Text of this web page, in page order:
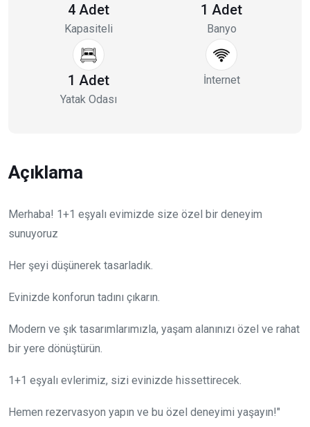
4 Adet
Kapasiteli
1 Adet
Banyo
1 Adet
Yatak Odası
İnternet
Açıklama
Merhaba! 1+1 eşyalı evimizde size özel bir deneyim
sunuyoruz
Her şeyi düşünerek tasarladık.
Evinizde konforun tadını çıkarın.
Modern ve şık tasarımlarımızla, yaşam alanınızı özel ve rahat
bir yere dönüştürün.
1+1 eşyalı evlerimiz, sizi evinizde hissettirecek.
Hemen rezervasyon yapın ve bu özel deneyimi yaşayın!"